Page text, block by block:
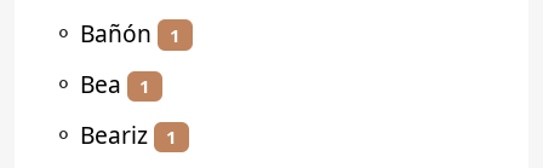
⚬ Bañón 1
⚬ Bea 1
⚬ Beariz 1